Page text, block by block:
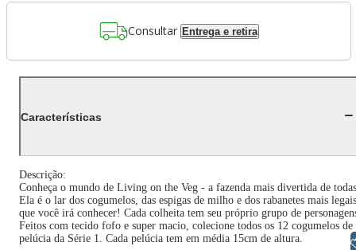
Consultar Entrega e retira
Características
Descrição:
Conheça o mundo de Living on the Veg - a fazenda mais divertida de
Ela é o lar dos cogumelos, das espigas de milho e dos rabanetes mais legais
que você irá conhecer! Cada colheita tem seu próprio grupo de
Feitos com tecido fofo e super macio, colecione todos os 12 cogumelos de
pelúcia da Série 1. Cada pelúcia tem em média 15cm de altura.Libras